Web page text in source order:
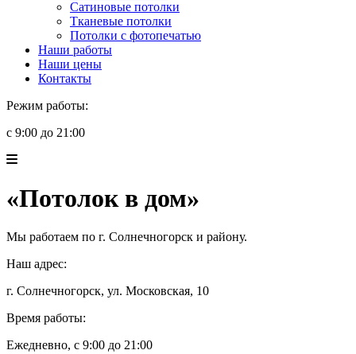
Сатиновые потолки
Тканевые потолки
Потолки с фотопечатью
Наши работы
Наши цены
Контакты
Режим работы:
с 9:00 до 21:00
«Потолок в дом»
Мы работаем по г. Солнечногорск и району.
Наш адрес:
г. Солнечногорск, ул. Московская, 10
Время работы:
Ежедневно, с 9:00 до 21:00